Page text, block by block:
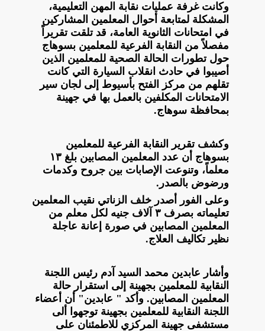
وكانت غرفة عمليات نقابة المهن التعليمية،
المشكلة لمتابعة أحوال المعلمين المشاركين
في امتحانات الثانوية العامة، قد تلقت تقريراً
مفصلاً من النقابة الفرعية للمعلمين بسوهاج
حول تطورات الحالة الصحية للمعلمين الذين
أصيبوا في حادث انقلاب السيارة التي كانت
تقلهم من مركز الفتح بأسيوط إلى لجان سير
الامتحانات المكلفين بالعمل بها في جهينة
بمحافظة سوهاج.
وكشف تقرير النقابة الفرعية للمعلمين
بسوهاج أن عدد المعلمين المصابين بلغ ١٣
معلماً، وتنوعت الإصابات بين جروح وكدمات
ورضوض بالصدر.
وعلى الفور أصدر خلف الزناتي نقيب المعلمين
تعليماته بصرف ٣ آلاف جنيه لكل معلم من
المعلمين المصابين في صورة إعانة عاجلة
نظير تكاليف العلاج.
وأشار عابدين محمد السيد آدم رئيس اللجنة
النقابية للمعلمين بجهينة إلى استقرار حالة
المعلمين المصابين. وأكد " عابدين" أن أعضاء
اللجنة النقابية للمعلمين بجهينة توجهوا ألى
مستشفى جهينة المركزي للاطمئنان على